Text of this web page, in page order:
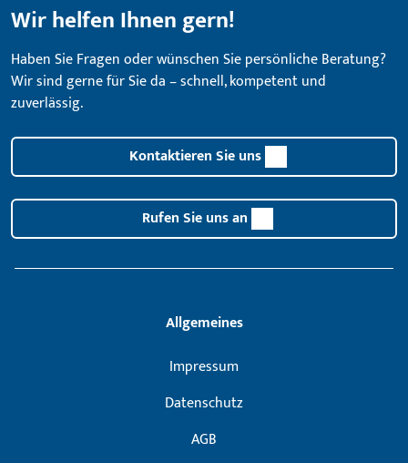
Wir helfen Ihnen gern!
Haben Sie Fragen oder wünschen Sie persönliche Beratung?
Wir sind gerne für Sie da – schnell, kompetent und
zuverlässig.
Kontaktieren Sie uns
Rufen Sie uns an
Allgemeines
Impressum
Datenschutz
AGB